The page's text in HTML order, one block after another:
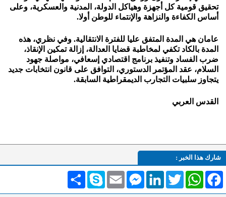
تحقيق قومية كل أجهزة وهياكل الدولة، المدنية والعسكرية، وعلى
أساس الكفاءة والنزاهة والإنتماء للوطن أولا.
عامان هي المدة المتفق عليا للفترة الانتقالية. وفي نظري، هذه
المدة بالكاد تكفي لمخاطبة قضايا العدالة، إزالة تمكين الإنقاذ،
ضرب الفساد وتنفيذ برنامج اقتصادي إسعافي، مواصلة جهود
السلام، عقد المؤتمر الدستوري، التوافق على قانون انتخابات جديد
يتجاوز سلبيات التجارب الديمقراطية السابقة.
القدس العربي
شارك هذا الخبر :
انشر Skype Email
MessengerLinkedInTwitterWhatsAppFacebook